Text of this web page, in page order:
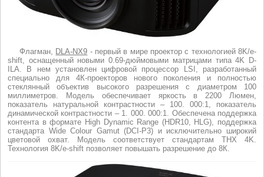
Флагман, DLA-NX9 - первый в мире проектор с технологией 8K/e-
shift, оснащенный новыми 0.69-дюймовыми матрицами типа 4K D-
ILA. В нем установлен цифровой процессор LSI, разработанный
специально для 4К-проекторов нового поколения и полностью
стеклянный объектив высокого разрешения с диаметром 100
миллиметров. Модель обеспечивает яркость в 2200 Люмен,
показатель натуральной контрастности – 100. 000:1, показатель
динамической контрастности – 1. 000. 000:1. Обеспечена поддержка
контента в формате High Dynamic Range (HDR10, HLG), поддержка
стандарта Wide Colour Gamut (DCI-P3) и исключительно широкий
цветовой охват. Модель соответствует стандартам THX 4K.
Технология 8K/e-shift позволяет повышать разрешение до 8К.